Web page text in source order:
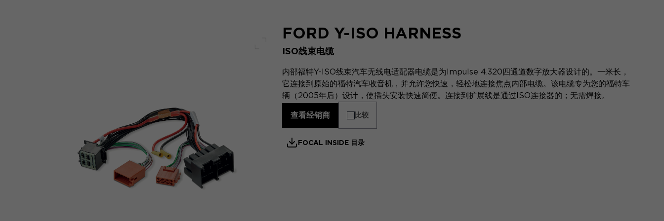
全屏幕
FORD Y-ISO HARNESS
ISO线束电缆
内部福特Y-ISO线束汽车无线电适配器电缆是为Impulse 4.320四通道数字放大器设计的。一米长，
它连接到原始的福特汽车收音机，并允许您快速，轻松地连接焦点内部电缆。该电缆专为您的福特车
辆（2005年后）设计，使插头安装快速简便。连接到扩展线是通过ISO连接器的；无需焊接。
查看经销商 比较
FOCAL INSIDE 目录